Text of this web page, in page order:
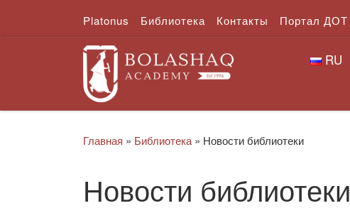
Перейти к содержимому
Platonus Библиотека Контакты Портал ДОТ
RU
Главная » Библиотека » Новости библиотеки
Новости библиотеки